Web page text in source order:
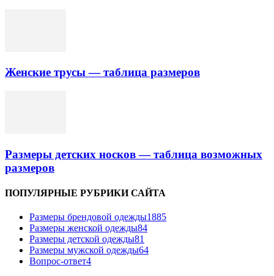
Женские трусы — таблица размеров
Размеры детских носков — таблица возможных
размеров
ПОПУЛЯРНЫЕ РУБРИКИ САЙТА
Размеры брендовой одежды1885
Размеры женской одежды84
Размеры детской одежды81
Размеры мужской одежды64
Вопрос-ответ4